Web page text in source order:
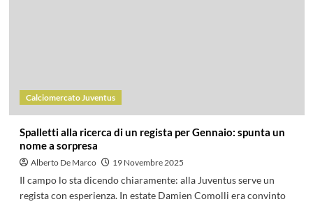
Calciomercato Juventus
Spalletti alla ricerca di un regista per Gennaio: spunta un
nome a sorpresa
Alberto De Marco 19 Novembre 2025
Il campo lo sta dicendo chiaramente: alla Juventus serve un
regista con esperienza. In estate Damien Comolli era convinto